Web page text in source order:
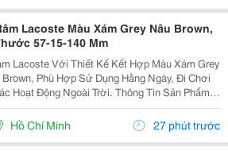
Lacoste Màu Xám Grey Nâu Brown,
57-15-140 Mm
Lacoste Với Thiết Kế Kết Hợp Màu Xám Grey
Phù Hợp Sử Dụng Hằng Ngày, Đi Chơi
Động Ngoài Trời. Thông Tin Sản Phẩm:
Màu Sắc: Xám Grey &Ndash;
Nâu Brown. Kích Thước: 57-15-140 Mm. Mã...
Hồ Chí Minh 27 phút trước